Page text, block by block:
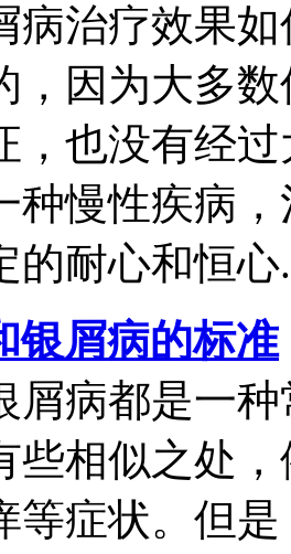
病治疗效果
，因为大多
，也没有经
种慢性疾病
的耐心和恒心
银屑病的标准
屑病都是一
些相似之处
等症状。但